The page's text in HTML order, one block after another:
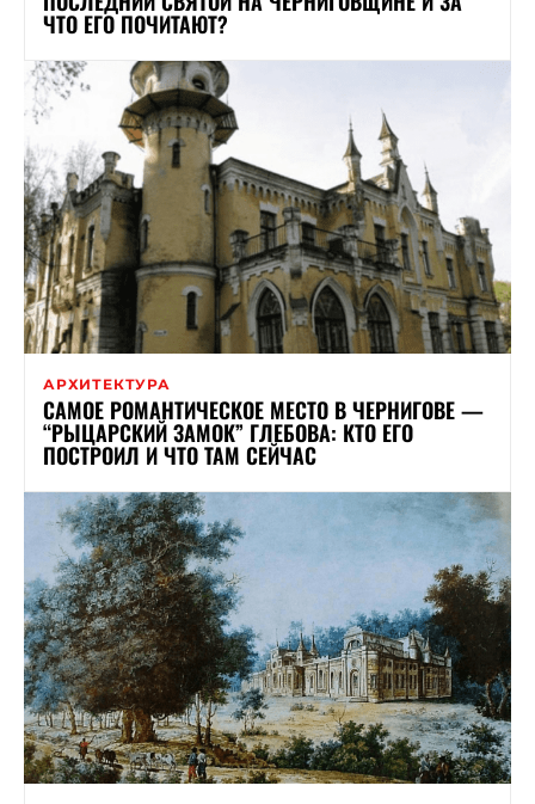
ЧТО ЕГО ПОЧИТАЮТ?
АРХИТЕКТУРА
САМОЕ РОМАНТИЧЕСКОЕ МЕСТО В ЧЕРНИГОВЕ —
“РЫЦАРСКИЙ ЗАМОК” ГЛЕБОВА: КТО ЕГО
ПОСТРОИЛ И ЧТО ТАМ СЕЙЧАС